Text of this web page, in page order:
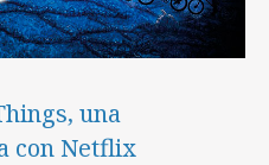
una
con Netflix